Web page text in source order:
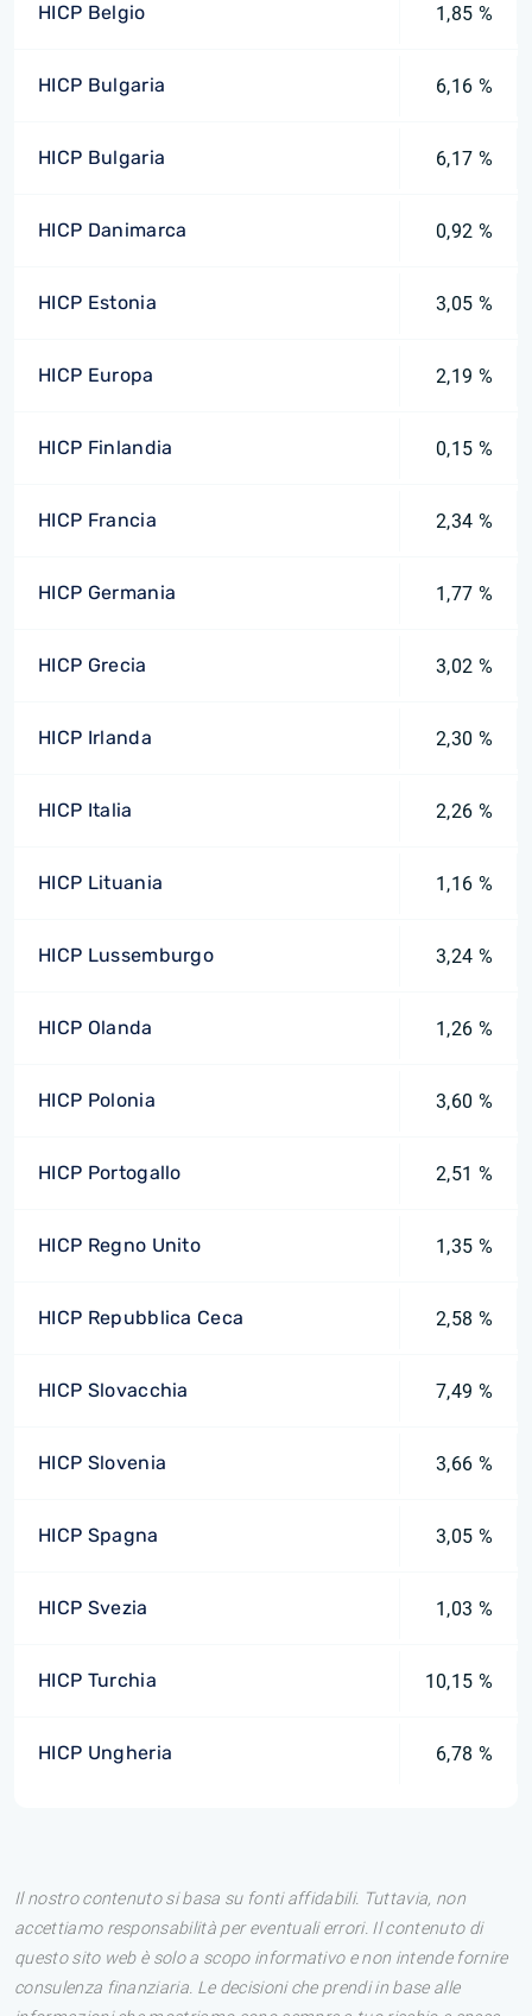
HICP Belgio 1,85 %
HICP Bulgaria 6,16 %
HICP Bulgaria 6,17 %
HICP Danimarca 0,92 %
HICP Estonia 3,05 %
HICP Europa 2,19 %
HICP Finlandia 0,15 %
HICP Francia 2,34 %
HICP Germania 1,77 %
HICP Grecia 3,02 %
HICP Irlanda 2,30 %
HICP Italia 2,26 %
HICP Lituania 1,16 %
HICP Lussemburgo 3,24 %
HICP Olanda 1,26 %
HICP Polonia 3,60 %
HICP Portogallo 2,51 %
HICP Regno Unito 1,35 %
HICP Repubblica Ceca 2,58 %
HICP Slovacchia 7,49 %
HICP Slovenia 3,66 %
HICP Spagna 3,05 %
HICP Svezia 1,03 %
HICP Turchia 10,15 %
HICP Ungheria 6,78 %
Il nostro contenuto si basa su fonti affidabili. Tuttavia, non
accettiamo responsabilità per eventuali errori. Il contenuto di
questo sito web è solo a scopo informativo e non intende fornire
consulenza finanziaria. Le decisioni che prendi in base alle